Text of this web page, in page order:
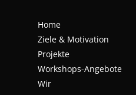
Home
Ziele & Motivation
Projekte
Workshops-Angebote
Wir